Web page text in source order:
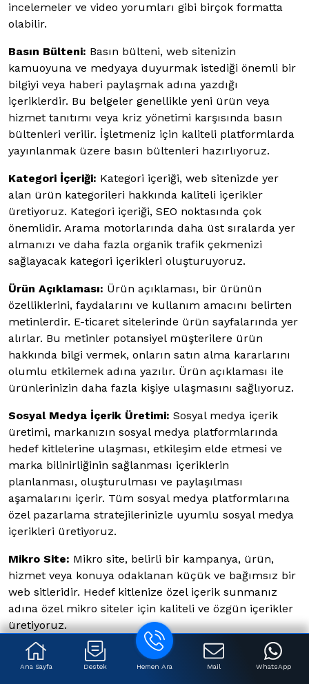
incelemeler ve video yorumları gibi birçok formatta
olabilir.
Basın Bülteni: Basın bülteni, web sitenizin
kamuoyuna ve medyaya duyurmak istediği önemli bir
bilgiyi veya haberi paylaşmak adına yazdığı
içeriklerdir. Bu belgeler genellikle yeni ürün veya
hizmet tanıtımı veya kriz yönetimi karşısında basın
bültenleri verilir. İşletmeniz için kaliteli platformlarda
yayınlanmak üzere basın bültenleri hazırlıyoruz.
Kategori İçeriği: Kategori içeriği, web sitenizde yer
alan ürün kategorileri hakkında kaliteli içerikler
üretiyoruz. Kategori içeriği, SEO noktasında çok
önemlidir. Arama motorlarında daha üst sıralarda yer
almanızı ve daha fazla organik trafik çekmenizi
sağlayacak kategori içerikleri oluşturuyoruz.
Ürün Açıklaması: Ürün açıklaması, bir ürünün
özelliklerini, faydalarını ve kullanım amacını belirten
metinlerdir. E-ticaret sitelerinde ürün sayfalarında yer
alırlar. Bu metinler potansiyel müşterilere ürün
hakkında bilgi vermek, onların satın alma kararlarını
olumlu etkilemek adına yazılır. Ürün açıklaması ile
ürünlerinizin daha fazla kişiye ulaşmasını sağlıyoruz.
Sosyal Medya İçerik Üretimi: Sosyal medya içerik
üretimi, markanızın sosyal medya platformlarında
hedef kitlelerine ulaşması, etkileşim elde etmesi ve
marka bilinirliğinin sağlanması içeriklerin
planlanması, oluşturulması ve paylaşılması
aşamalarını içerir. Tüm sosyal medya platformlarına
özel pazarlama stratejilerinizle uyumlu sosyal medya
içerikleri üretiyoruz.
Mikro Site: Mikro site, belirli bir kampanya, ürün,
hizmet veya konuya odaklanan küçük ve bağımsız bir
web sitleridir. Hedef kitlenize özel içerik sunmanız
adına özel mikro siteler için kaliteli ve özgün içerikler
üretiyoruz.
E-Posta Bültenleri:
E-posta bültenleri, abonelerinize
düzenli olarak değerli içerikler göndermenizi sağlar.
Ana Sayfa Destek Hemen Ara Mail WhatsApp